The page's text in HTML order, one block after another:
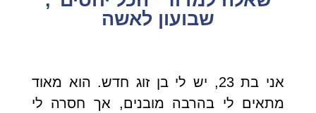
שבועון לאשה
אני בת 23, יש לי בן זוג חדש. הוא מאוד
מתאים לי בהרבה מובנים, אך חסרה לי